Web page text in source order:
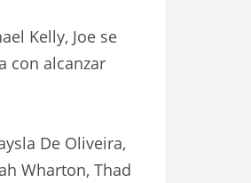
Kelly, Joe se
con alcanzar
De Oliveira,
Wharton, Thad